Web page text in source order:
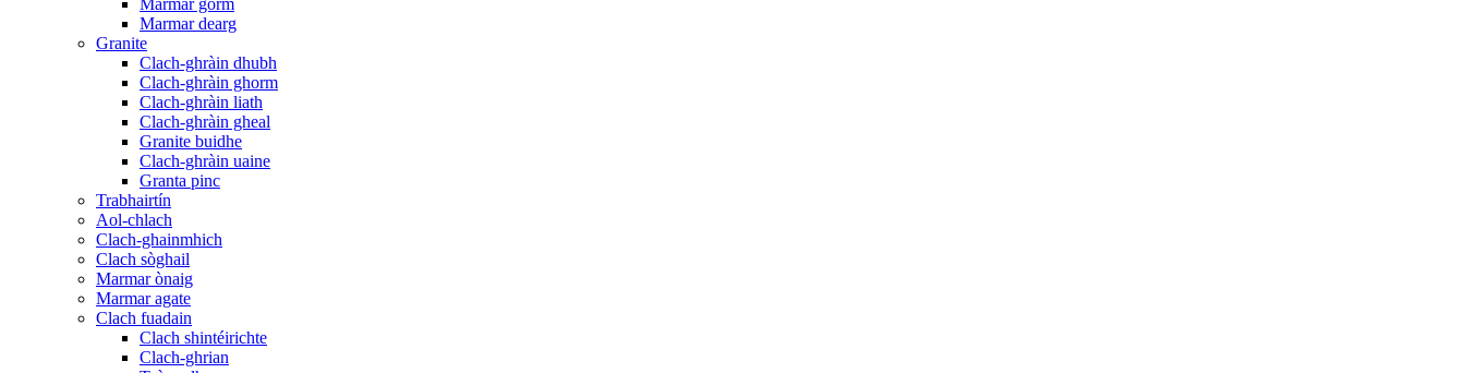
Marmar gorm
Marmar dearg
Granite
Clach-ghràin dhubh
Clach-ghràin ghorm
Clach-ghràin liath
Clach-ghràin gheal
Granite buidhe
Clach-ghràin uaine
Granta pinc
Trabhairtín
Aol-chlach
Clach-ghainmhich
Clach sòghail
Marmar ònaig
Marmar agate
Clach fuadain
Clach shintéirichte
Clach-ghrian